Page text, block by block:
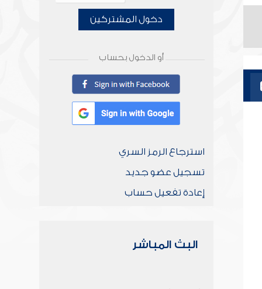
دخول المشتركين
أو الدخول بحساب
استرجاع الرمز السري
تسجيل عضو جديد
إعادة تفعيل حساب
البث المباشر